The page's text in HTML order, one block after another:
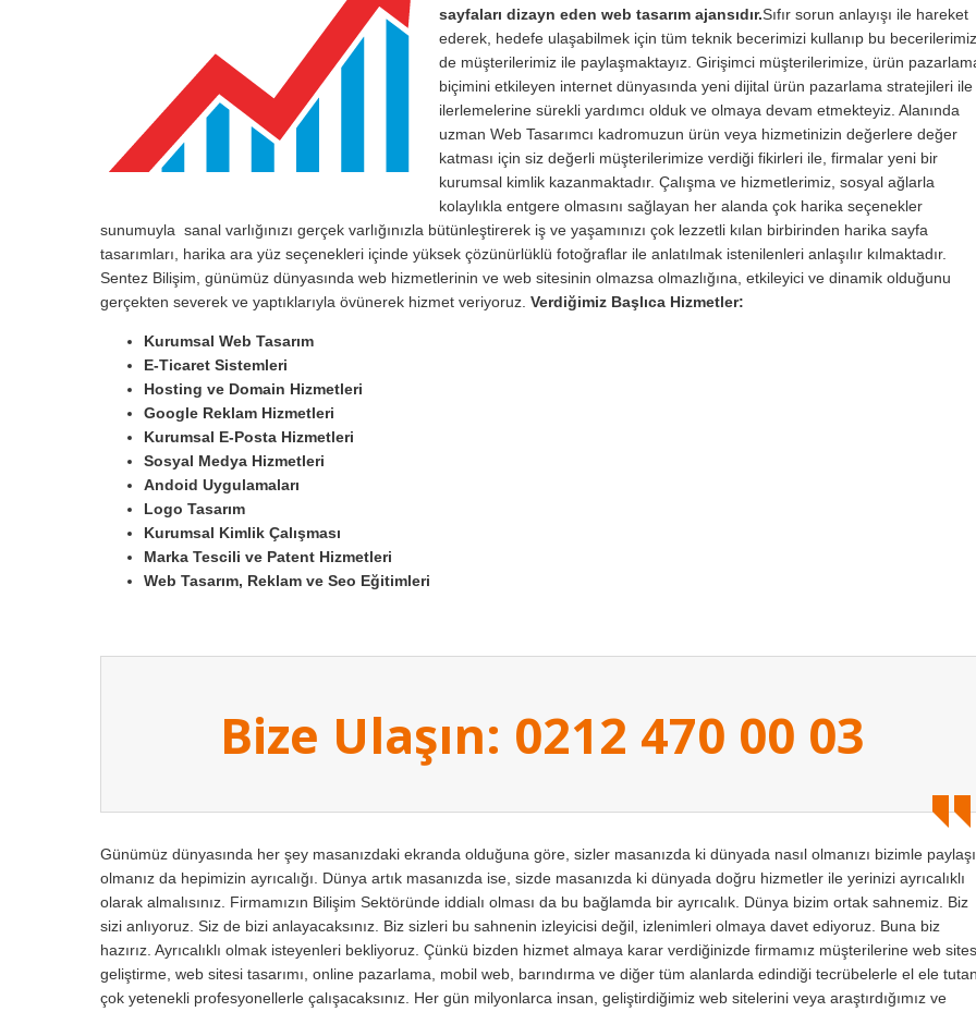
sayfaları dizayn eden web tasarım ajansıdır.Sıfır sorun anlayışı ile hareket
ederek, hedefe ulaşabilmek için tüm teknik becerimizi kullanıp bu
de müşterilerimiz ile paylaşmaktayız. Girişimci müşterilerimize, ürün
biçimini etkileyen internet dünyasında yeni dijital ürün pazarlama stratejileri ile
ilerlemelerine sürekli yardımcı olduk ve olmaya devam etmekteyiz. Alanında
uzman Web Tasarımcı kadromuzun ürün veya hizmetinizin değerlere değer
katması için siz değerli müşterilerimize verdiği fikirleri ile, firmalar yeni bir
kurumsal kimlik kazanmaktadır. Çalışma ve hizmetlerimiz, sosyal ağlarla
kolaylıkla entgere olmasını sağlayan her alanda çok harika seçenekler
sunumuyla sanal varlığınızı gerçek varlığınızla bütünleştirerek iş ve yaşamınızı çok lezzetli kılan birbirinden harika sayfa
tasarımları, harika ara yüz seçenekleri içinde yüksek çözünürlüklü fotoğraflar ile anlatılmak istenilenleri anlaşılır kılmaktadır.
Sentez Bilişim, günümüz dünyasında web hizmetlerinin ve web sitesinin olmazsa olmazlığına, etkileyici ve dinamik olduğunu
gerçekten severek ve yaptıklarıyla övünerek hizmet veriyoruz. Verdiğimiz Başlıca Hizmetler:
Kurumsal Web Tasarım
E-Ticaret Sistemleri
Hosting ve Domain Hizmetleri
Google Reklam Hizmetleri
Kurumsal E-Posta Hizmetleri
Sosyal Medya Hizmetleri
Andoid Uygulamaları
Logo Tasarım
Kurumsal Kimlik Çalışması
Marka Tescili ve Patent Hizmetleri
Web Tasarım, Reklam ve Seo Eğitimleri
Bize Ulaşın: 0212 470 00 03
Günümüz dünyasında her şey masanızdaki ekranda olduğuna göre, sizler masanızda ki dünyada nasıl olmanızı bizimle
olmanız da hepimizin ayrıcalığı. Dünya artık masanızda ise, sizde masanızda ki dünyada doğru hizmetler ile yerinizi ayrıcalıklı
olarak almalısınız. Firmamızın Bilişim Sektöründe iddialı olması da bu bağlamda bir ayrıcalık. Dünya bizim ortak sahnemiz. Biz
sizi anlıyoruz. Siz de bizi anlayacaksınız. Biz sizleri bu sahnenin izleyicisi değil, izlenimleri olmaya davet ediyoruz. Buna biz
hazırız. Ayrıcalıklı olmak isteyenleri bekliyoruz. Çünkü bizden hizmet almaya karar verdiğinizde firmamız müşterilerine web
geliştirme, web sitesi tasarımı, online pazarlama, mobil web, barındırma ve diğer tüm alanlarda edindiği tecrübelerle el ele tutan
çok yetenekli profesyonellerle çalışacaksınız. Her gün milyonlarca insan, geliştirdiğimiz web sitelerini veya araştırdığımız ve